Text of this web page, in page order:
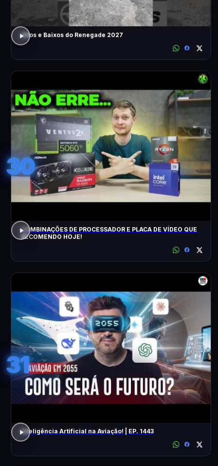
Altos e Baixos do Renegade 2027
30
COMBINAÇÕES DE PROCESSADOR E PLACA DE VÍDEO QUE
RECOMENDO HOJE!
31
Inteligência Artificial na Aviação! | EP. 1443